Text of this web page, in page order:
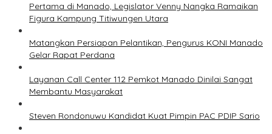
Pertama di Manado, Legislator Venny Nangka Ramaikan
Figura Kampung Titiwungen Utara
Matangkan Persiapan Pelantikan, Pengurus KONI Manado
Gelar Rapat Perdana
Layanan Call Center 112 Pemkot Manado Dinilai Sangat
Membantu Masyarakat
Steven Rondonuwu Kandidat Kuat Pimpin PAC PDIP Sario